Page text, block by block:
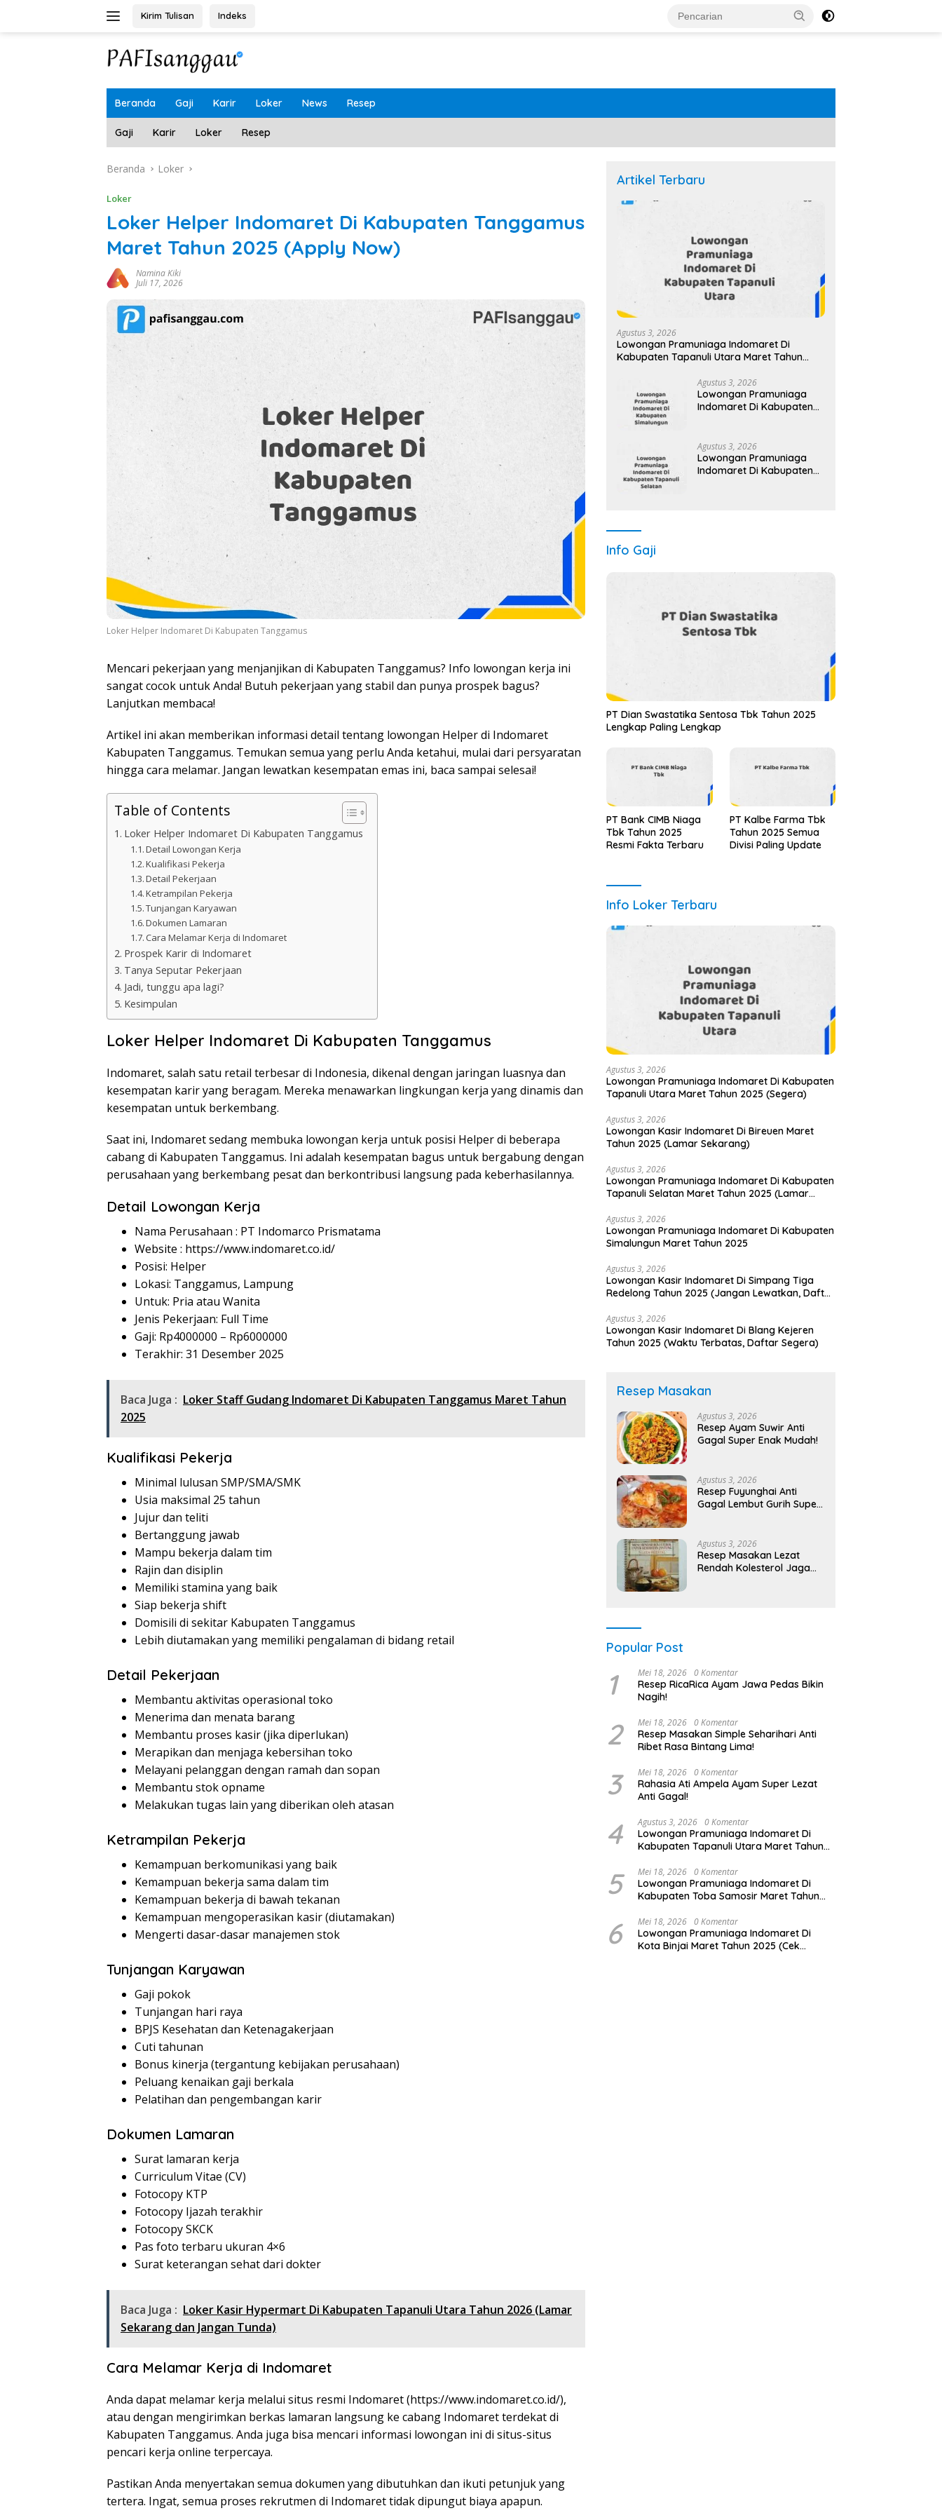
Kirim Tulisan Indeks
Beranda Gaji Karir Loker News Resep
Gaji Karir Loker Resep
Beranda Loker
Loker
Loker Helper Indomaret Di Kabupaten Tanggamus
Maret Tahun 2025 (Apply Now)
Namina Kiki
Juli 17, 2026
Loker Helper Indomaret Di Kabupaten Tanggamus
Mencari pekerjaan yang menjanjikan di Kabupaten Tanggamus? Info lowongan kerja ini
sangat cocok untuk Anda! Butuh pekerjaan yang stabil dan punya prospek bagus?
Lanjutkan membaca!
Artikel ini akan memberikan informasi detail tentang lowongan Helper di Indomaret
Kabupaten Tanggamus. Temukan semua yang perlu Anda ketahui, mulai dari persyaratan
hingga cara melamar. Jangan lewatkan kesempatan emas ini, baca sampai selesai!
Table of Contents
Loker Helper Indomaret Di Kabupaten Tanggamus
Detail Lowongan Kerja
Kualifikasi Pekerja
Detail Pekerjaan
Ketrampilan Pekerja
Tunjangan Karyawan
Dokumen Lamaran
Cara Melamar Kerja di Indomaret
Prospek Karir di Indomaret
Tanya Seputar Pekerjaan
Jadi, tunggu apa lagi?
Kesimpulan
Loker Helper Indomaret Di Kabupaten Tanggamus
Indomaret, salah satu retail terbesar di Indonesia, dikenal dengan jaringan luasnya dan
kesempatan karir yang beragam. Mereka menawarkan lingkungan kerja yang dinamis dan
kesempatan untuk berkembang.
Saat ini, Indomaret sedang membuka lowongan kerja untuk posisi Helper di beberapa
cabang di Kabupaten Tanggamus. Ini adalah kesempatan bagus untuk bergabung dengan
perusahaan yang berkembang pesat dan berkontribusi langsung pada keberhasilannya.
Detail Lowongan Kerja
Nama Perusahaan : PT Indomarco Prismatama
Website : https://www.indomaret.co.id/
Posisi: Helper
Lokasi: Tanggamus, Lampung
Untuk: Pria atau Wanita
Jenis Pekerjaan: Full Time
Gaji: Rp4000000 – Rp6000000
Terakhir: 31 Desember 2025
Baca Juga : Loker Staff Gudang Indomaret Di Kabupaten Tanggamus Maret Tahun
2025
Kualifikasi Pekerja
Minimal lulusan SMP/SMA/SMK
Usia maksimal 25 tahun
Jujur dan teliti
Bertanggung jawab
Mampu bekerja dalam tim
Rajin dan disiplin
Memiliki stamina yang baik
Siap bekerja shift
Domisili di sekitar Kabupaten Tanggamus
Lebih diutamakan yang memiliki pengalaman di bidang retail
Detail Pekerjaan
Membantu aktivitas operasional toko
Menerima dan menata barang
Membantu proses kasir (jika diperlukan)
Merapikan dan menjaga kebersihan toko
Melayani pelanggan dengan ramah dan sopan
Membantu stok opname
Melakukan tugas lain yang diberikan oleh atasan
Ketrampilan Pekerja
Kemampuan berkomunikasi yang baik
Kemampuan bekerja sama dalam tim
Kemampuan bekerja di bawah tekanan
Kemampuan mengoperasikan kasir (diutamakan)
Mengerti dasar-dasar manajemen stok
Tunjangan Karyawan
Gaji pokok
Tunjangan hari raya
BPJS Kesehatan dan Ketenagakerjaan
Cuti tahunan
Bonus kinerja (tergantung kebijakan perusahaan)
Peluang kenaikan gaji berkala
Pelatihan dan pengembangan karir
Dokumen Lamaran
Surat lamaran kerja
Curriculum Vitae (CV)
Fotocopy KTP
Fotocopy Ijazah terakhir
Fotocopy SKCK
Pas foto terbaru ukuran 4×6
Surat keterangan sehat dari dokter
Baca Juga : Loker Kasir Hypermart Di Kabupaten Tapanuli Utara Tahun 2026 (Lamar
Sekarang dan Jangan Tunda)
Cara Melamar Kerja di Indomaret
Anda dapat melamar kerja melalui situs resmi Indomaret (https://www.indomaret.co.id/),
atau dengan mengirimkan berkas lamaran langsung ke cabang Indomaret terdekat di
Kabupaten Tanggamus. Anda juga bisa mencari informasi lowongan ini di situs-situs
pencari kerja online terpercaya.
Pastikan Anda menyertakan semua dokumen yang dibutuhkan dan ikuti petunjuk yang
tertera. Ingat, semua proses rekrutmen di Indomaret tidak dipungut biaya apapun.
Artikel Terbaru
Agustus 3, 2026
Lowongan Pramuniaga Indomaret Di
Kabupaten Tapanuli Utara Maret Tahun
Agustus 3, 2026
Lowongan Pramuniaga
Indomaret Di Kabupaten
Agustus 3, 2026
Lowongan Pramuniaga
Indomaret Di Kabupaten
Info Gaji
PT Dian Swastatika Sentosa Tbk Tahun 2025
Lengkap Paling Lengkap
PT Bank CIMB Niaga
Tbk Tahun 2025
Resmi Fakta Terbaru
PT Kalbe Farma Tbk
Tahun 2025 Semua
Divisi Paling Update
Info Loker Terbaru
Agustus 3, 2026
Lowongan Pramuniaga Indomaret Di Kabupaten
Tapanuli Utara Maret Tahun 2025 (Segera)
Agustus 3, 2026
Lowongan Kasir Indomaret Di Bireuen Maret
Tahun 2025 (Lamar Sekarang)
Agustus 3, 2026
Lowongan Pramuniaga Indomaret Di Kabupaten
Tapanuli Selatan Maret Tahun 2025 (Lamar
Agustus 3, 2026
Lowongan Pramuniaga Indomaret Di Kabupaten
Simalungun Maret Tahun 2025
Agustus 3, 2026
Lowongan Kasir Indomaret Di Simpang Tiga
Redelong Tahun 2025 (Jangan Lewatkan, Daftar
Agustus 3, 2026
Lowongan Kasir Indomaret Di Blang Kejeren
Tahun 2025 (Waktu Terbatas, Daftar Segera)
Resep Masakan
Agustus 3, 2026
Resep Ayam Suwir Anti
Gagal Super Enak Mudah!
Agustus 3, 2026
Resep Fuyunghai Anti
Gagal Lembut Gurih Super
Agustus 3, 2026
Resep Masakan Lezat
Rendah Kolesterol Jaga
Popular Post
1 Mei 18, 2026 0 Komentar
Resep RicaRica Ayam Jawa Pedas Bikin
Nagih!
2 Mei 18, 2026 0 Komentar
Resep Masakan Simple Seharihari Anti
Ribet Rasa Bintang Lima!
3 Mei 18, 2026 0 Komentar
Rahasia Ati Ampela Ayam Super Lezat
Anti Gagal!
4 Agustus 3, 2026 0 Komentar
Lowongan Pramuniaga Indomaret Di
Kabupaten Tapanuli Utara Maret Tahun
5 Mei 18, 2026 0 Komentar
Lowongan Pramuniaga Indomaret Di
Kabupaten Toba Samosir Maret Tahun
6 Mei 18, 2026 0 Komentar
Lowongan Pramuniaga Indomaret Di
Kota Binjai Maret Tahun 2025 (Cek